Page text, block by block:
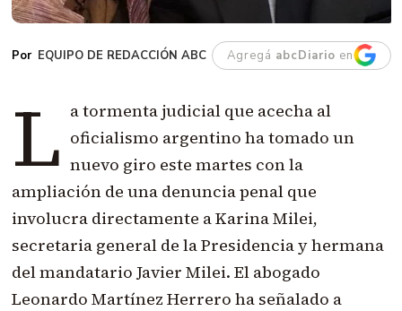
EQUIPO DE REDACCIÓN ABC Agregá abcDiario en
L a tormenta judicial que acecha al
oficialismo argentino ha tomado un
nuevo giro este martes con la
ampliación de una denuncia penal que
involucra directamente a Karina Milei,
secretaria general de la Presidencia y hermana
del mandatario Javier Milei. El abogado
Leonardo Martínez Herrero ha señalado a